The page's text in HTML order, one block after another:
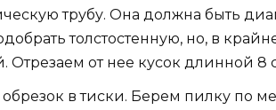
трубу. Она должна быть
толстостенную, но, в
Отрезаем от нее кусок длинной 8
в тиски. Берем пилку по